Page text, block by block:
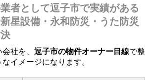
者として逗子市で実績がある
星設備・永和防災・うた防災
社を、 逗子市の物件オーナー目線で整
イメージになります。